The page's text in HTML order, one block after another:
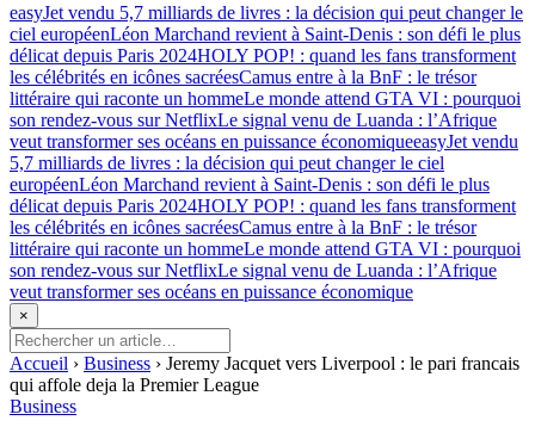
easyJet vendu 5,7 milliards de livres : la décision qui peut changer le
ciel européenLéon Marchand revient à Saint-Denis : son défi le plus
délicat depuis Paris 2024HOLY POP! : quand les fans transforment
les célébrités en icônes sacréesCamus entre à la BnF : le trésor
littéraire qui raconte un hommeLe monde attend GTA VI : pourquoi
son rendez-vous sur NetflixLe signal venu de Luanda : l’Afrique
veut transformer ses océans en puissance économiqueeasyJet vendu
5,7 milliards de livres : la décision qui peut changer le ciel
européenLéon Marchand revient à Saint-Denis : son défi le plus
délicat depuis Paris 2024HOLY POP! : quand les fans transforment
les célébrités en icônes sacréesCamus entre à la BnF : le trésor
littéraire qui raconte un hommeLe monde attend GTA VI : pourquoi
son rendez-vous sur NetflixLe signal venu de Luanda : l’Afrique
veut transformer ses océans en puissance économique
×
Accueil › Business › Jeremy Jacquet vers Liverpool : le pari francais
qui affole deja la Premier League
Business